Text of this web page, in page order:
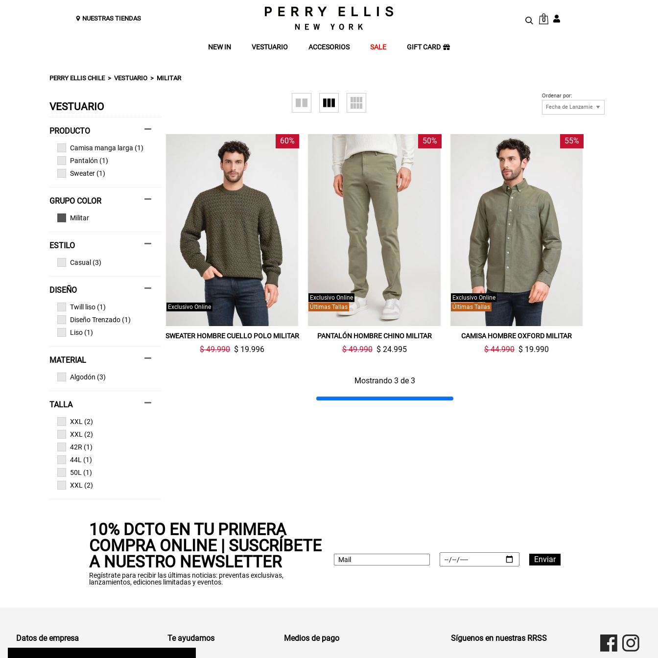
NUESTRAS TIENDAS 0
NEW IN VESTUARIO ACCESORIOS SALE GIFT CARD
PERRY ELLIS CHILE VESTUARIO MILITAR
VESTUARIO
Camisa manga larga (1)
Pantalón (1)
Sweater (1)
GRUPO COLOR
Militar
ESTILO
Casual (3)
DISEÑO
Twill liso (1)
Diseño Trenzado (1)
Liso (1)
MATERIAL
Algodón (3)
TALLA
XXL (2)
XXL (2)
42R (1)
44L (1)
50L (1)
XXL (2)
Ordenar por:
60%
Exclusivo Online
SWEATER HOMBRE CUELLO POLO MILITAR
$ 49.990 $ 19.996
50%
Últimas Tallas
Exclusivo Online
PANTALÓN HOMBRE CHINO MILITAR
$ 49.990 $ 24.995
55%
Últimas Tallas
Exclusivo Online
CAMISA HOMBRE OXFORD MILITAR
$ 44.990 $ 19.990
Mostrando 3 de 3
10% DCTO EN TU PRIMERA
COMPRA ONLINE | SUSCRÍBETE
A NUESTRO NEWSLETTER
Regístrate para recibir las últimas noticias: preventas exclusivas,
lanzamientos, ediciones limitadas y eventos.
Aquí esta tu cupón, usalo en tu siguiente
Datos de empresa Te ayudamos Medios de pago Síguenos en nuestras RRSS